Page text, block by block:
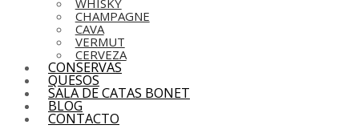
WHISKY
CHAMPAGNE
CAVA
VERMUT
CERVEZA
CONSERVAS
QUESOS
SALA DE CATAS BONET
BLOG
CONTACTO